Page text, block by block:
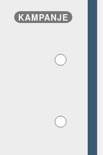
KAMPANJE